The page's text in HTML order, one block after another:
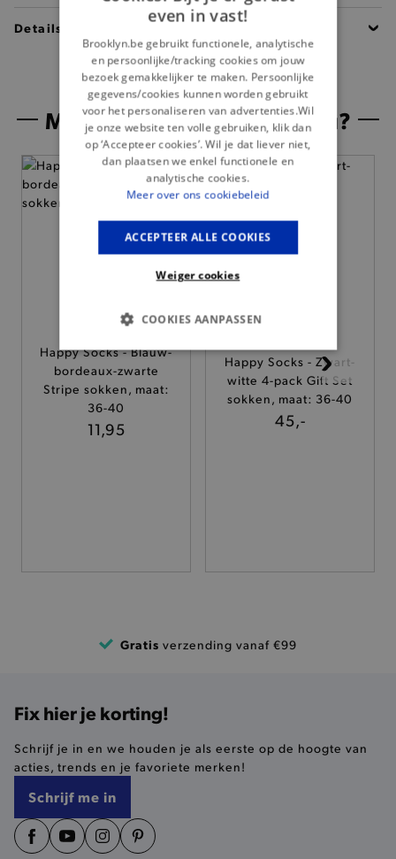
Details
Misschien is dit iets voor jou?
Happy Socks - Blauw-
bordeaux-zwarte
Stripe sokken, maat:
36-40
11,95
Happy Socks - Zwart-
witte 4-pack Gift Set
sokken, maat: 36-40
45,-
Gratis verzending vanaf €99
Fix hier je korting!
Schrijf je in en we houden je als eerste op de hoogte van
acties, trends en je favoriete merken!
Schrijf me in
even in vast!
Brooklyn.be gebruikt functionele, analytische
en persoonlijke/tracking cookies om jouw
bezoek gemakkelijker te maken. Persoonlijke
gegevens/cookies kunnen worden gebruikt
voor het personaliseren van advertenties.Wil
je onze website ten volle gebruiken, klik dan
op ‘Accepteer cookies’. Wil je dat liever niet,
dan plaatsen we enkel functionele en
analytische cookies.
Meer over ons cookiebeleid
ACCEPTEER ALLE COOKIES
Weiger cookies
COOKIES AANPASSEN
BASIS COOKIES
ANALYTISCHE
TARGETING
smulervaring op de site en zorgen ervoor dat de
site op een correcte manier wordt verorberd. De
Naam
product-added-modal
.brooklyn.be
selected-val